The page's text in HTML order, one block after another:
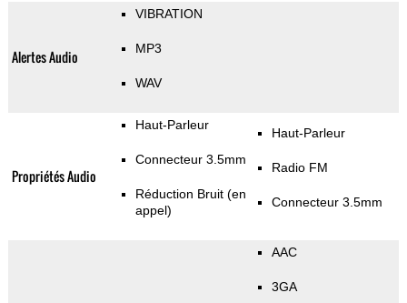
Alertes Audio
VIBRATION
MP3
WAV
Propriétés Audio
Haut-Parleur
Connecteur 3.5mm
Réduction Bruit (en
appel)
Haut-Parleur
Radio FM
Connecteur 3.5mm
AAC
3GA